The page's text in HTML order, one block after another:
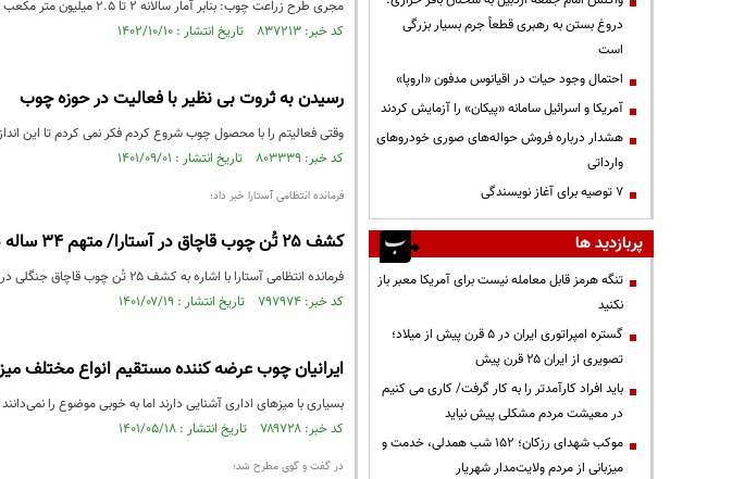
مجری طرح زراعت چوب: بنابر آمار سالانه ۲ تا ۲.۵ میلیون متر مکعب چوب از محل زراعت چوب و مابقی واردات و هرس درختان باغی تامین می‌شود.
کد خبر: ۸۳۷۲۱۳ تاریخ انتشار : ۱۴۰۲/۱۰/۱۰
رسیدن به ثروت بی نظیر با فعالیت در حوزه چوب
وقتی فعالیتم را با محصول چوب شروع کردم فکر نمی کردم تا این
کد خبر: ۸۰۳۳۳۹ تاریخ انتشار : ۱۴۰۱/۰۹/۰۱
فرمانده انتظامی آستارا خبر داد؛
کشف ۲۵ تُن چوب قاچاق در آستارا/ متهم ۳۴ ساله دستگیر شد
فرمانده انتظامی آستارا با اشاره به کشف ۲۵ تُن چوب قاچاق جنگلی در این شهرستان گفت: متهم ۳۴ ساله با تشکیل پرونده به مراجع قضایی معرفی شد.
کد خبر: ۷۹۷۹۷۴ تاریخ انتشار : ۱۴۰۱/۰۷/۱۹
ایرانیان چوب عرضه کننده مستقیم انواع مختلف میز
بسیاری با میزهای اداری آشنایی دارند اما به خوبی موضوع را
کد خبر: ۷۸۹۷۲۸ تاریخ انتشار : ۱۴۰۱/۰۵/۱۸
در گفت و گوی مطرح شد؛
دروغ بستن به رهبری قطعاً جرم بسیار بزرگی
است
احتمال وجود حیات در اقیانوس مدفون «اروپا»
آمریکا و اسرائیل سامانه «پیکان» را آزمایش کردند
هشدار درباره فروش حواله‌های صوری خودروهای
وارداتی
۷ توصیه برای آغاز نویسندگی
پربازدید ها
تنگه هرمز قابل معامله نیست برای آمریکا معبر باز
نکنید
گستره امپراتوری ایران در ۵ قرن پیش از میلاد؛
تصویری از ایران ۲۵ قرن پیش
باید افراد کارآمدتر را به کار گرفت/ کاری می کنیم
در معیشت مردم مشکلی پیش نیاید
موکب شهدای رزکان؛ ۱۵۲ شب همدلی، خدمت و
میزبانی از مردم ولایت‌مدار شهریار